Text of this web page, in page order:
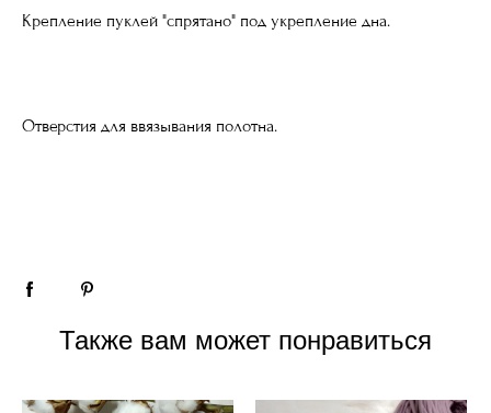
Крепление пуклей "спрятано" под укрепление дна.
Отверстия для ввязывания полотна.
Также вам может понравиться